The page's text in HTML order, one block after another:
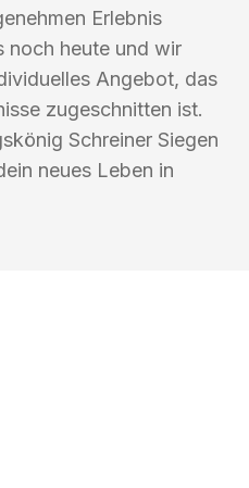
Erlebnis
noch heute und wir
Angebot, das
zugeschnitten ist.
Schreiner Siegen
neues Leben in